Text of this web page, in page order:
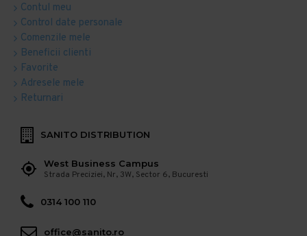
Contul meu
Control date personale
Comenzile mele
Beneficii clienti
Favorite
Adresele mele
Returnari
SANITO DISTRIBUTION
West Business Campus
Strada Preciziei, Nr, 3W, Sector 6, Bucuresti
0314 100 110
office@sanito.ro